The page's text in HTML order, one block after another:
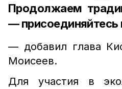
Продолжаем
— присоединяйтесь
— добавил глава
Моисеев.
Для участия в